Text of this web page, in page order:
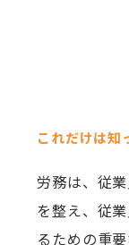
これだけは知
労務は、従
を整え、従
るための重